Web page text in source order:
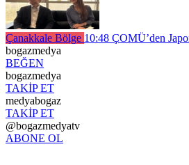
Çanakkale Bölge 10:48 ÇOMÜ’den
bogazmedya
BEĞEN
bogazmedya
TAKİP ET
medyabogaz
TAKİP ET
@bogazmedyatv
ABONE OL